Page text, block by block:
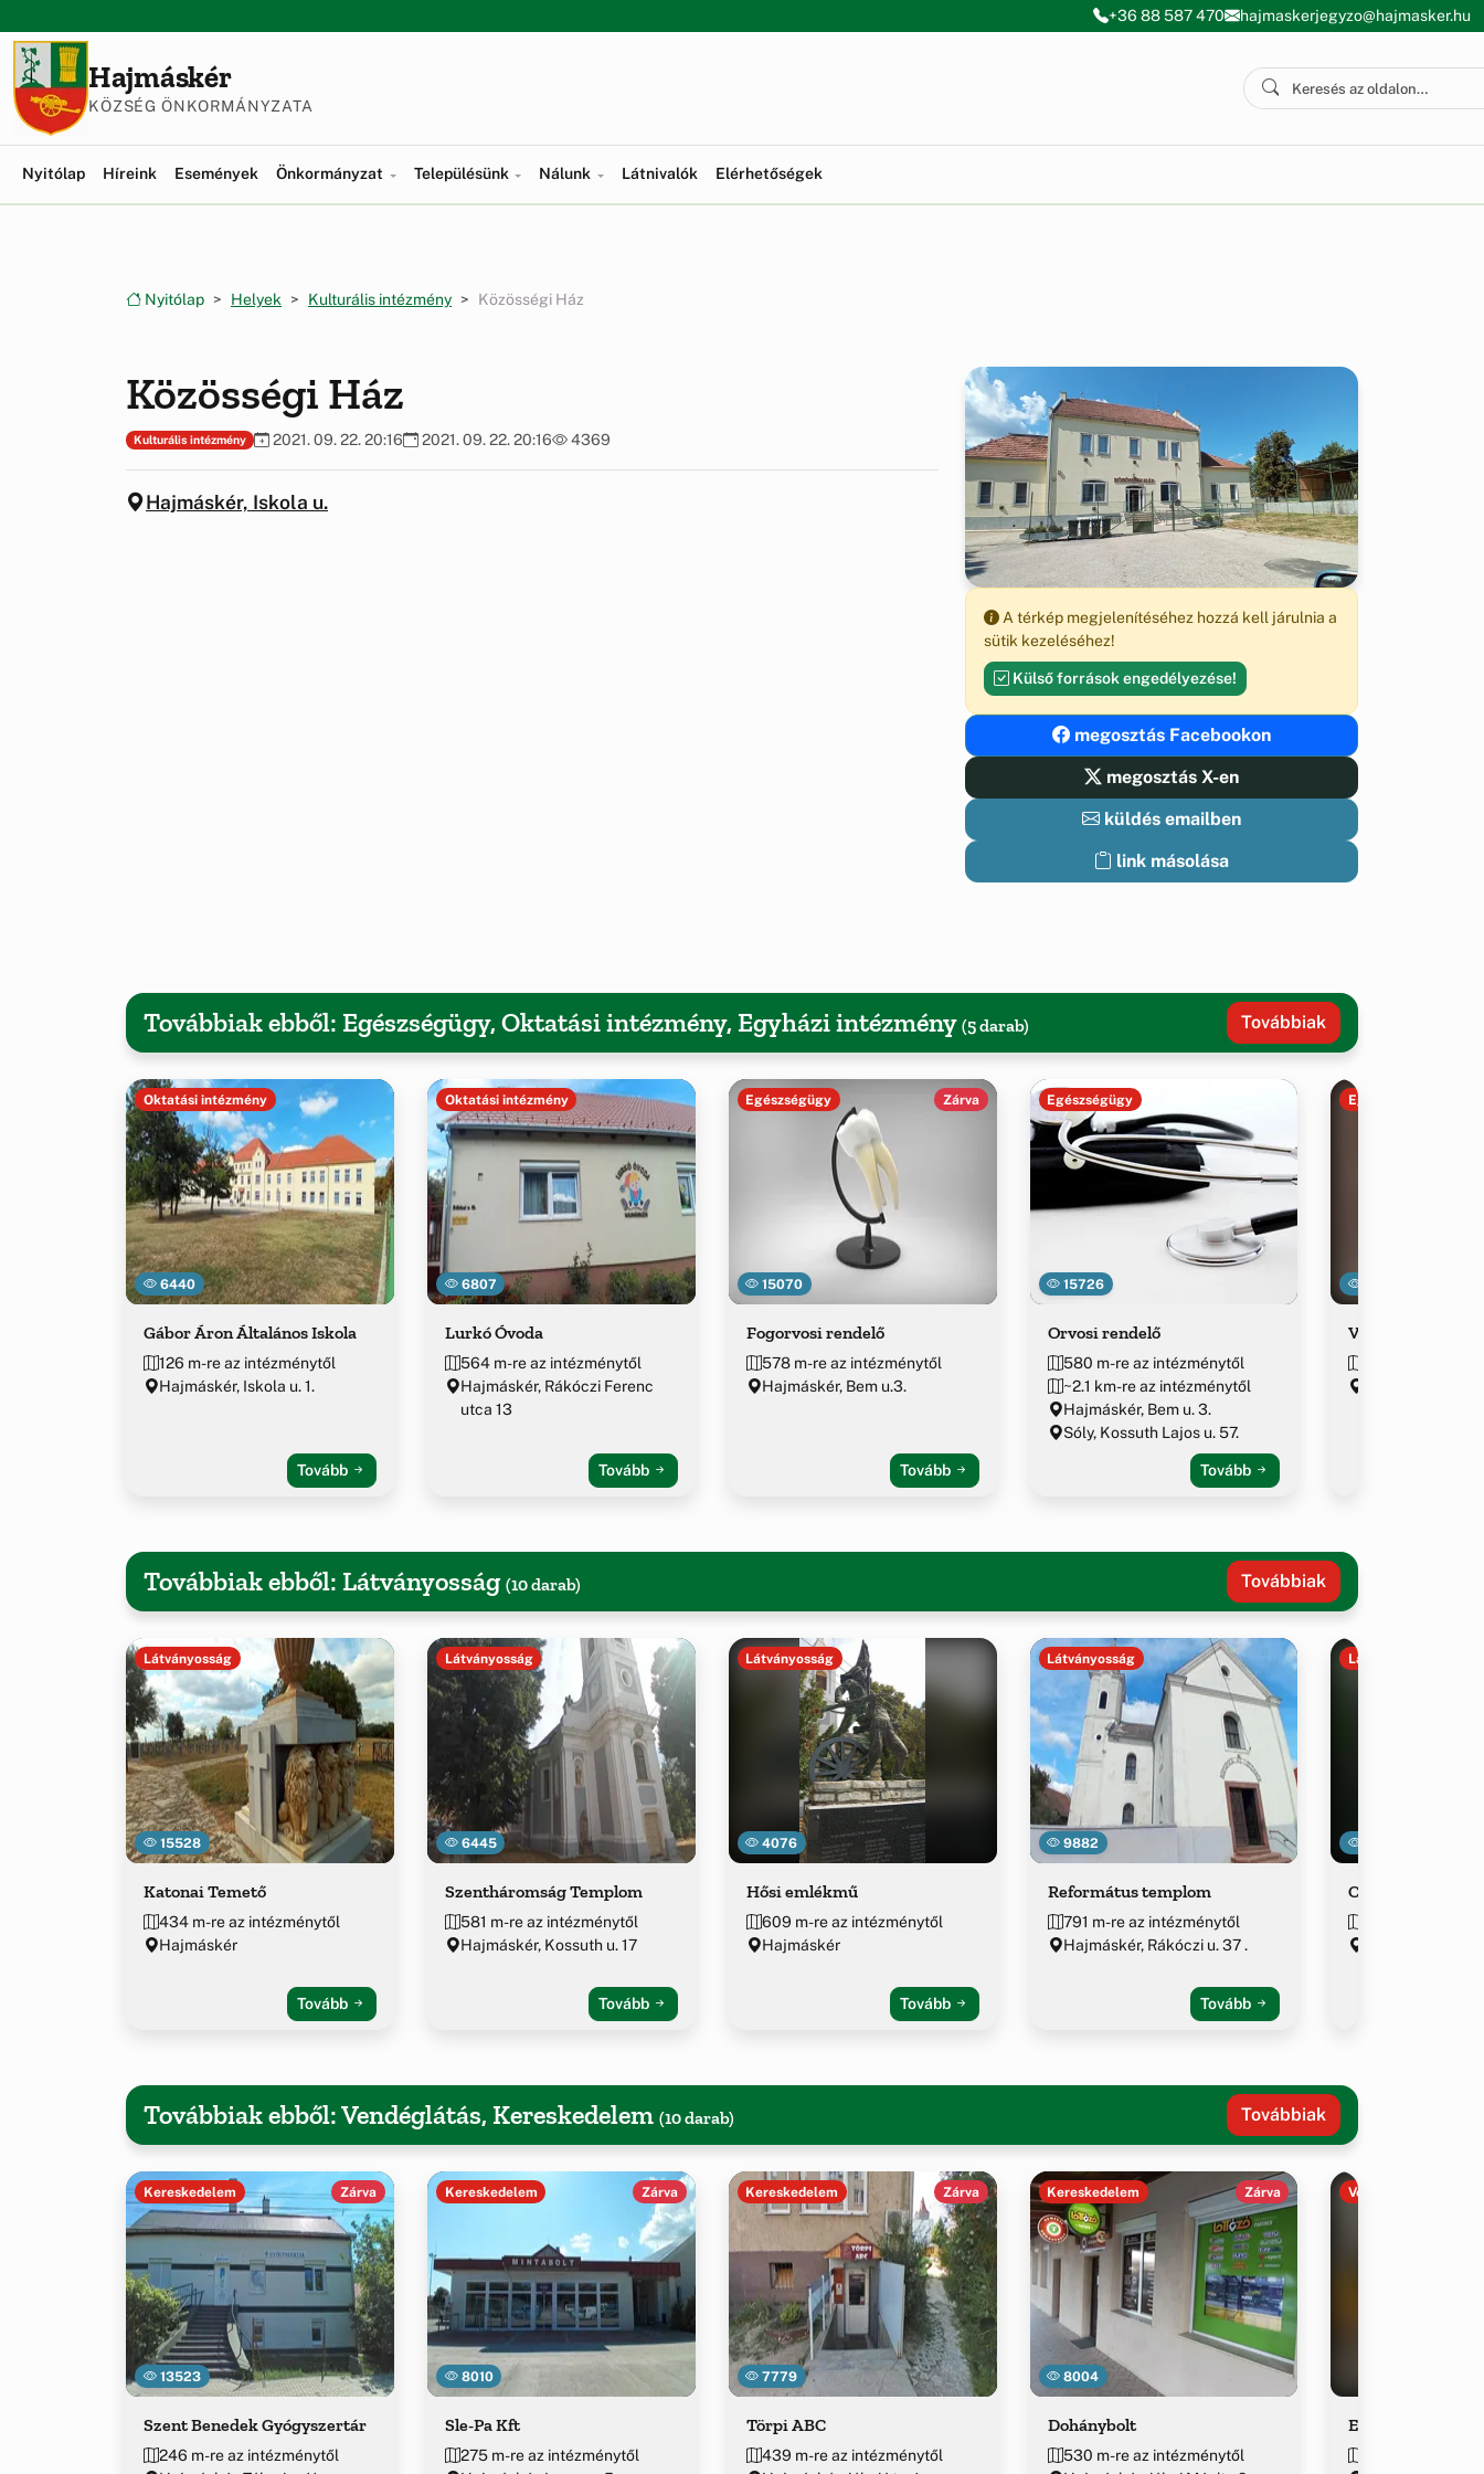
+36 88 587 470 hajmaskerjegyzo@hajmasker.hu
Hajmáskér
KÖZSÉG ÖNKORMÁNYZATA
Nyitólap Híreink Események Önkormányzat Településünk Nálunk Látnivalók Elérhetőségek
Nyitólap Helyek Kulturális intézmény Közösségi Ház
Közösségi Ház
Kulturális intézmény 2021. 09. 22. 20:16 2021. 09. 22. 20:16 4369
Hajmáskér, Iskola u.
A térkép megjelenítéséhez hozzá kell járulnia a
sütik kezeléséhez!
Külső források engedélyezése!
megosztás Facebookon
megosztás X-en
küldés emailben
link másolása
Továbbiak ebből: Egészségügy, Oktatási intézmény, Egyházi intézmény (5 darab) Továbbiak
6440
Oktatási intézmény
Gábor Áron Általános Iskola
126 m-re az intézménytől
Hajmáskér, Iskola u. 1.
Tovább
6807
Oktatási intézmény
Lurkó Óvoda
564 m-re az intézménytől
Hajmáskér, Rákóczi Ferenc
utca 13
Tovább
15070
Egészségügy Zárva
Fogorvosi rendelő
578 m-re az intézménytől
Hajmáskér, Bem u.3.
Tovább
15726
Egészségügy
Orvosi rendelő
580 m-re az intézménytől
~2.1 km-re az intézménytől
Hajmáskér, Bem u. 3.
Sóly, Kossuth Lajos u. 57.
Tovább
Egészségügy
Védőnői
Továbbiak ebből: Látványosság (10 darab) Továbbiak
15528
Látványosság
Katonai Temető
434 m-re az intézménytől
Hajmáskér
Tovább
6445
Látványosság
Szentháromság Templom
581 m-re az intézménytől
Hajmáskér, Kossuth u. 17
Tovább
4076
Látványosság
Hősi emlékmű
609 m-re az intézménytől
Hajmáskér
Tovább
9882
Látványosság
Református templom
791 m-re az intézménytől
Hajmáskér, Rákóczi u. 37 .
Tovább
Látványosság
Ciszterci
Továbbiak ebből: Vendéglátás, Kereskedelem (10 darab) Továbbiak
13523
Kereskedelem Zárva
Szent Benedek Gyógyszertár
246 m-re az intézménytől
8010
Kereskedelem Zárva
Sle-Pa Kft
275 m-re az intézménytől
7779
Kereskedelem Zárva
Törpi ABC
439 m-re az intézménytől
8004
Kereskedelem Zárva
Dohánybolt
530 m-re az intézménytől
Vendéglátás
Enzo Pizza